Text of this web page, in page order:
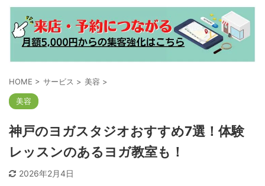
HOME > サービス > 美容 >
美容
神戸のヨガスタジオおすすめ7選！体験
レッスンのあるヨガ教室も！
2026年2月4日